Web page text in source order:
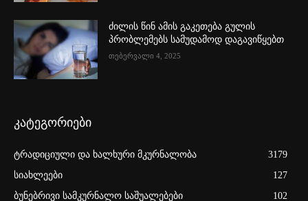
ძილის წინ ამის გაკეთება გულის
პრობლემებს სამუდამოდ დაგავიწყებთ
თებერვალი 4, 2025
კატეგორიები
ტრადიციული და ხალხური მკურნალობა
3179
სიახლეები
127
ბუნებრივი სამკურნალო საშუალებები
102